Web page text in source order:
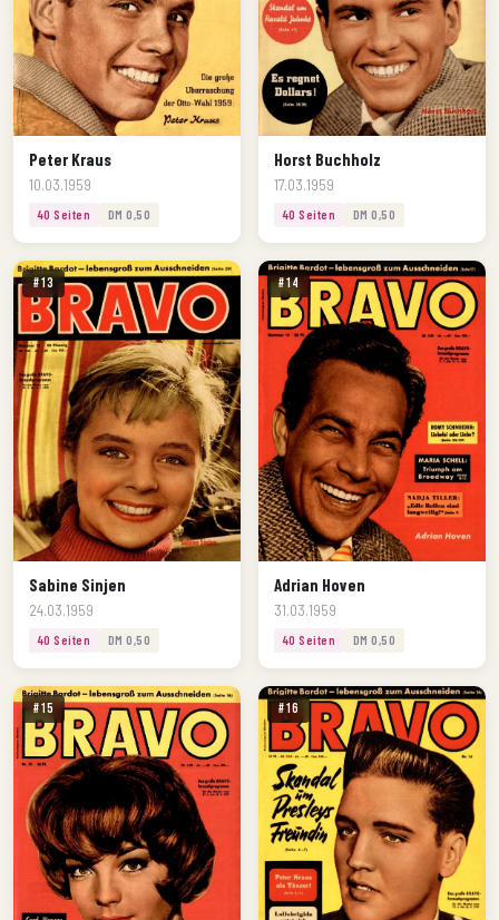
Peter Kraus
10.03.1959
40 Seiten DM 0,50
Horst Buchholz
17.03.1959
40 Seiten DM 0,50
#13
Sabine Sinjen
24.03.1959
40 Seiten DM 0,50
#14
Adrian Hoven
31.03.1959
40 Seiten DM 0,50
#15 #16